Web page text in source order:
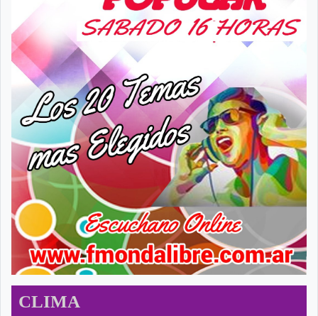
CLIMA